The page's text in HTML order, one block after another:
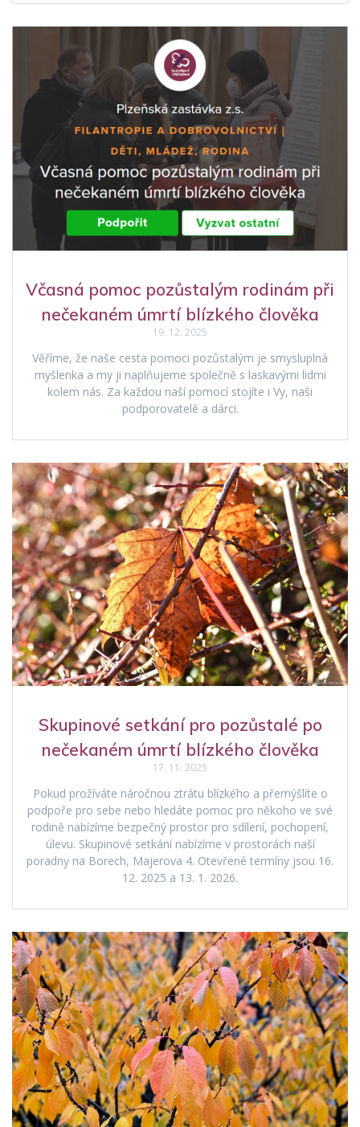
Včasná pomoc pozůstalým rodinám při
nečekaném úmrtí blízkého člověka
19. 12. 2025
Věříme, že naše cesta pomoci pozůstalým je smysluplná
myšlenka a my ji naplňujeme společně s laskavými lidmi
kolem nás. Za každou naší pomocí stojíte i Vy, naši
podporovatelé a dárci.
Skupinové setkání pro pozůstalé po
nečekaném úmrtí blízkého člověka
17. 11. 2025
Pokud prožíváte náročnou ztrátu blízkého a přemýšlíte o
podpoře pro sebe nebo hledáte pomoc pro někoho ve své
rodině nabízíme bezpečný prostor pro sdílení, pochopení,
úlevu. Skupinové setkání nabízíme v prostorách naší
poradny na Borech, Majerova 4. Otevřené termíny jsou 16.
12. 2025 a 13. 1. 2026.